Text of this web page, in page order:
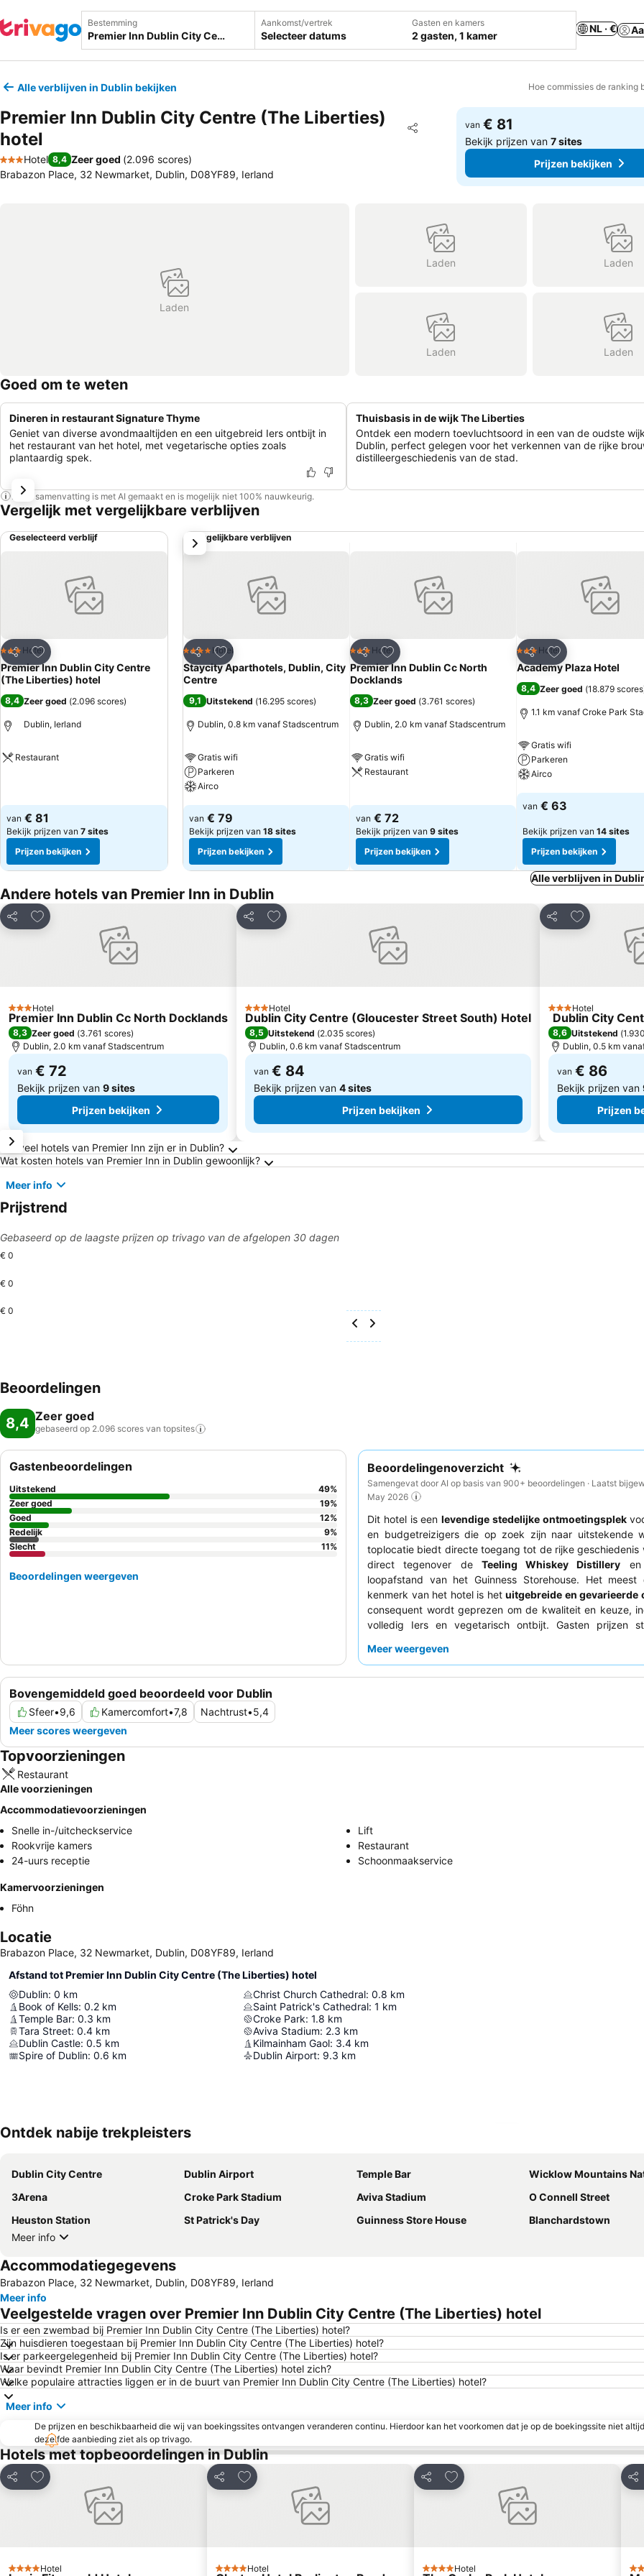
Bestemming Aankomst/vertrek
Selecteer datums
Gasten en kamers
2 gasten, 1 kamer
NL · €
Alle verblijven in Dublin bekijken Hoe commissies de ranking
Premier Inn Dublin City Centre (The Liberties)
hotel
Delen
Toevoegen aan favorieten
3 Sterren
Hotel 8,4 Zeer goed (2.096 scores)
Brabazon Place, 32 Newmarket, Dublin, D08YF89, Ierland
van € 81
Bekijk prijzen van7 sites
Prijzen bekijken
Laden
Laden Laden
Laden Laden
Goed om te weten
Dineren in restaurant Signature Thyme
Geniet van diverse avondmaaltijden en een uitgebreid Iers ontbijt in
het restaurant van het hotel, met vegetarische opties zoals
plantaardig spek.
Thuisbasis in de wijk The Liberties
Ontdek een modern toevluchtsoord in een van de oudste
Dublin, perfect gelegen voor het verkennen van de rijke
distilleergeschiedenis van de stad.
Deze samenvatting is met AI gemaakt en is mogelijk niet 100% nauwkeurig.
Vergelijk met vergelijkbare verblijven
Geselecteerd verblijf
Delen
Toevoegen aan favorieten
3 Sterren
Hotel
Premier Inn Dublin City Centre
(The Liberties) hotel
8,4 Zeer goed (2.096 scores)
Dublin, Ierland
Restaurant
van € 81
Bekijk prijzen van 7 sites
Prijzen bekijken
Vergelijkbare verblijven
Delen
Toevoegen aan favorieten
4 SterrenHotel
Staycity Aparthotels, Dublin, City
Centre
9,1 Uitstekend (16.295 scores)
Dublin, 0.8 km vanaf Stadscentrum
Gratis wifi
Parkeren
Airco
Prijzen bekijken
van € 79
Bekijk prijzen van 18 sites
Prijzen bekijken
Delen
Toevoegen aan favorieten
3 Sterren
Hotel
Premier Inn Dublin Cc North
Docklands
8,3 Zeer goed (3.761 scores)
Dublin, 2.0 km vanaf Stadscentrum
Gratis wifi
Restaurant
van € 72
Bekijk prijzen van 9 sites
Prijzen bekijken
Delen
Toevoegen aan
3 Sterren
Hotel
Academy Plaza Hotel
8,4 Zeer goed (18.879 scores
1.1 km vanaf Croke Park
Gratis wifi
Parkeren
Airco
Prijzen bekijken
van € 63
Bekijk prijzen van 14 sites
Prijzen bekijken
volgende
Alle verblijven in
Andere hotels van Premier Inn in Dublin
Delen
Toevoegen aan favorieten
3 Sterren
Hotel
Premier Inn Dublin Cc North Docklands
8,3 Zeer goed (3.761 scores)
Dublin, 2.0 km vanaf Stadscentrum
van € 72
Bekijk prijzen van 9 sites
Prijzen bekijken
Delen
Toevoegen aan favorieten
3 Sterren
Hotel
Dublin City Centre (Gloucester Street South) Hotel
8,5 Uitstekend (2.035 scores)
Dublin, 0.6 km vanaf Stadscentrum
van € 84
Bekijk prijzen van 4 sites
Prijzen bekijken
Delen
Toevoegen
3 Sterren
Hotel
Dublin City
8,6 Uitstekend (
Dublin, 0.5 km
van € 86
Bekijk prijzen van
Prijzen
Veelgestelde vragen over Dublin
Hoeveel hotels van Premier Inn zijn er in Dublin?
Wat kosten hotels van Premier Inn in Dublin gewoonlijk?
Meer info
Prijstrend
Gebaseerd op de laagste prijzen op trivago van de afgelopen 30 dagen
€ 0
€ 0
€ 0
Beoordelingen
8,4 Zeer goed
gebaseerd op 2.096 scores van topsites
Beoordelingenoverzicht
Samengevat door AI op basis van 900+ beoordelingen · Laatst
May 2026
Dit hotel is een levendige stedelijke ontmoetingsplek
en budgetreizigers die op zoek zijn naar uitstekende
toplocatie biedt directe toegang tot de rijke geschiedenis
direct tegenover de Teeling Whiskey Distillery en
loopafstand van het Guinness Storehouse. Het meest
kenmerk van het hotel is het uitgebreide en gevarieerde
consequent wordt geprezen om de kwaliteit en keuze,
volledig Iers en vegetarisch ontbijt. Gasten prijzen
bekendstaat om zijn professionaliteit en oplettendheid.
Meer weergeven
Bovengemiddeld goed beoordeeld voor Dublin
Sfeer•9,6 Kamercomfort•7,8 Nachtrust•5,4
Meer scores weergeven
Gastenbeoordelingen
Uitstekend 49%
Zeer goed
19%
Goed
12%
Redelijk
9%
Slecht
11%
Beoordelingen weergeven
Topvoorzieningen
Restaurant
Alle voorzieningen
Accommodatievoorzieningen
Snelle in-/uitcheckservice
Lift
Rookvrije kamers
Restaurant
24-uurs receptie
Schoonmaakservice
Kamervoorzieningen
Föhn
Locatie
Brabazon Place, 32 Newmarket, Dublin, D08YF89, Ierland
Afstand tot Premier Inn Dublin City Centre (The Liberties) hotel
Dublin: 0 km
Book of Kells: 0.2 km
Temple Bar: 0.3 km
Tara Street: 0.4 km
Dublin Castle: 0.5 km
Spire of Dublin: 0.6 km
Christ Church Cathedral: 0.8 km
Saint Patrick's Cathedral: 1 km
Croke Park: 1.8 km
Aviva Stadium: 2.3 km
Kilmainham Gaol: 3.4 km
Dublin Airport: 9.3 km
Ontdek nabije trekpleisters
Dublin City Centre Dublin Airport Temple Bar
Wicklow Mountains
3Arena
Croke Park Stadium Aviva Stadium
O Connell Street
Heuston Station
St Patrick's Day Guinness Store House
Blanchardstown
Meer info
Accommodatiegegevens
Brabazon Place, 32 Newmarket, Dublin, D08YF89, Ierland
Meer info
Veelgestelde vragen over Premier Inn Dublin City Centre (The Liberties) hotel
Is er een zwembad bij Premier Inn Dublin City Centre (The Liberties) hotel?
Zijn huisdieren toegestaan bij Premier Inn Dublin City Centre (The Liberties) hotel?
Is er parkeergelegenheid bij Premier Inn Dublin City Centre (The Liberties) hotel?
Waar bevindt Premier Inn Dublin City Centre (The Liberties) hotel zich?
Welke populaire attracties liggen er in de buurt van Premier Inn Dublin City Centre (The Liberties) hotel?
Meer info
De prijzen en beschikbaarheid die wij van boekingssites ontvangen veranderen continu. Hierdoor kan het voorkomen dat je op de boekingssite niet
dezelfde aanbieding ziet als op trivago.
Hotels met topbeoordelingen in Dublin
Delen
Toevoegen aan favorieten
Hotel
Delen
Toevoegen aan favorieten
Hotel
Delen
Toevoegen aan favorieten
Hotel